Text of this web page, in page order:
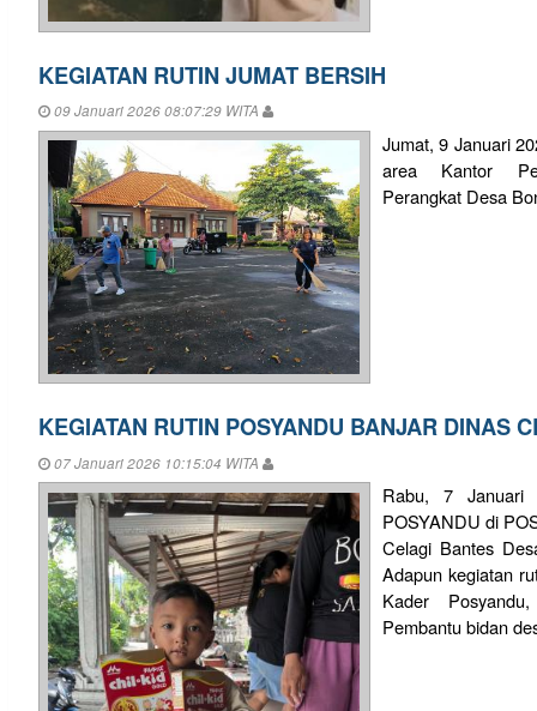
KEGIATAN RUTIN JUMAT BERSIH
09 Januari 2026 08:07:29 WITA
Jumat, 9 Januari
area Kantor
Perangkat Desa
KEGIATAN RUTIN POSYANDU BANJAR DINAS
07 Januari 2026 10:15:04 WITA
Rabu, 7
POSYANDU di
Celagi Bantes
Adapun kegiatan
Kader
Pembantu bidan